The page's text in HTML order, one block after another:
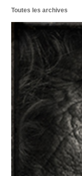
Toutes les archives